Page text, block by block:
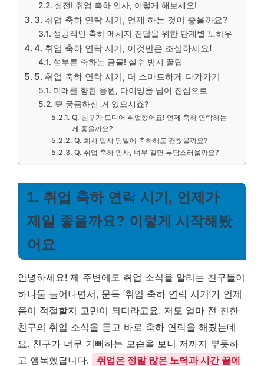
실전! 취업 축하 인사, 이렇게 해보세요!
3. 취업 축하 연락 시기, 언제 하는 것이 좋을까요?
성공적인 축하 메시지 전달을 위한 단계별 노하우
4. 취업 축하 연락 시기, 이것만은 조심하세요!
섣부른 축하는 금물! 실수 방지 꿀팁
5. 취업 축하 연락 시기, 더 스마트하게 다가가기
미래를 향한 응원, 타이밍을 넘어 진심으로
💬 궁금하신 거 있으시죠?
Q. 친구가 드디어 취업했어요! 언제 축하 연락하는
게 좋을까요?
Q. 회사 입사 당일에 축하해도 괜찮을까요?
Q. 취업 축하 인사, 너무 길면 부담스러울까요?
1. 취업 축하 연락 시기, 언제가
제일 좋을까요? 이렇게 시작해봤
어요
안녕하세요! 제 주변에도 취업 소식을 알리는 친구들이
하나둘 늘어나면서, 문득 ‘취업 축하 연락 시기’가 언제
쯤이 적절할지 고민이 되더라고요. 저도 얼마 전 친한
친구의 취업 소식을 듣고 바로 축하 연락을 해줬는데
요. 친구가 너무 기뻐하는 모습을 보니 저까지 뿌듯하
고 행복했답니다.
취업은 정말 많은 노력과 시간 끝에